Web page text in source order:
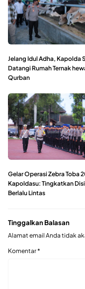
Jelang Idul Adha, Kapolda
Datangi Rumah Ternak
Qurban
Gelar Operasi Zebra Toba
Kapoldasu: Tingkatkan
Berlalu Lintas
Tinggalkan Balasan
Alamat email Anda tidak
Komentar*